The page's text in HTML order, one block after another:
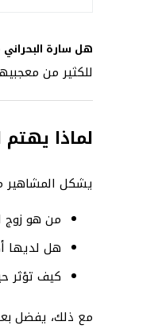
هل سارة
للكثير من
لماذا
يشكل المشاهير
من هو زوج
هل لديها
كيف تؤثر
مع ذلك، يفضل